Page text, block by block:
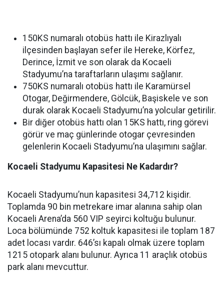
150KS numaralı otobüs hattı ile Kirazlıyalı
ilçesinden başlayan sefer ile Hereke, Körfez,
Derince, İzmit ve son olarak da Kocaeli
Stadyumu’na taraftarların ulaşımı sağlanır.
750KS numaralı otobüs hattı ile Karamürsel
Otogar, Değirmendere, Gölcük, Başiskele ve son
durak olarak Kocaeli Stadyumu’na yolcular getirilir.
Bir diğer otobüs hattı olan 15KS hattı, ring görevi
görür ve maç günlerinde otogar çevresinden
gelenlerin Kocaeli Stadyumu’na ulaşımını sağlar.
Kocaeli Stadyumu Kapasitesi Ne Kadardır?
Kocaeli Stadyumu’nun kapasitesi 34,712 kişidir.
Toplamda 90 bin metrekare imar alanına sahip olan
Kocaeli Arena’da 560 VIP seyirci koltuğu bulunur.
Loca bölümünde 752 koltuk kapasitesi ile toplam 187
adet locası vardır. 646’sı kapalı olmak üzere toplam
1215 otopark alanı bulunur. Ayrıca 11 araçlık otobüs
park alanı mevcuttur.